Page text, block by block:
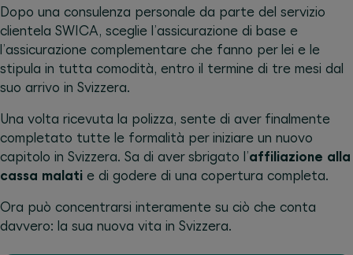
Dopo una consulenza personale da parte del servizio
clientela SWICA, sceglie l’assicurazione di base e
l’assicurazione complementare che fanno per lei e le
stipula in tutta comodità, entro il termine di tre mesi dal
suo arrivo in Svizzera.
Una volta ricevuta la polizza, sente di aver finalmente
completato tutte le formalità per iniziare un nuovo
capitolo in Svizzera. Sa di aver sbrigato l’affiliazione alla
cassa malati e di godere di una copertura completa.
Ora può concentrarsi interamente su ciò che conta
davvero: la sua nuova vita in Svizzera.